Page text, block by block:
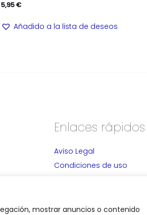
mostrar anuncios o contenido
5,95€
Añadido a la lista de deseos
Enlaces rápidos
Aviso Legal
Condiciones de uso
Política de privacidad